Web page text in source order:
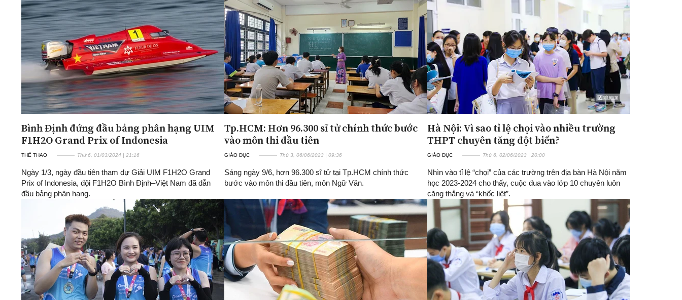
Bình Định đứng đầu bảng phân hạng UIM
F1H2O Grand Prix of Indonesia
THỂ THAO Thứ 6, 01/03/2024 | 21:16
Ngày 1/3, ngày đầu tiên tham dự Giải UIM F1H2O Grand
Prix of Indonesia, đội F1H2O Bình Định–Việt Nam đã dẫn
đầu bảng phân hạng.
Tp.HCM: Hơn 96.300 sĩ tử chính thức bước
vào môn thi đầu tiên
GIÁO DỤC Thứ 3, 06/06/2023 | 09:36
Sáng ngày 9/6, hơn 96.300 sĩ tử tại Tp.HCM chính thức
bước vào môn thi đầu tiên, môn Ngữ Văn.
Hà Nội: Vì sao tỉ lệ chọi vào nhiều trường
THPT chuyên tăng đột biến?
GIÁO DỤC Thứ 6, 02/06/2023 | 20:00
Nhìn vào tỉ lệ “chọi” của các trường trên địa bàn Hà Nội năm
học 2023-2024 cho thấy, cuộc đua vào lớp 10 chuyên luôn
căng thẳng và “khốc liệt”.